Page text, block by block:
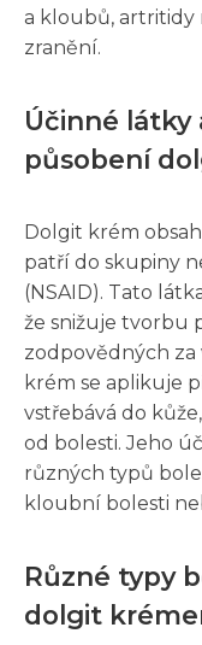
a kloubů, artritidy
zranění.
Účinné látky
působení
Dolgit krém
patří do skupiny
(NSAID). Tato
že snižuje tvorbu
zodpovědných
krém se aplikuje
vstřebává do
od bolesti. Jeho
různých typů
kloubní bolesti
Různé typy
dolgit